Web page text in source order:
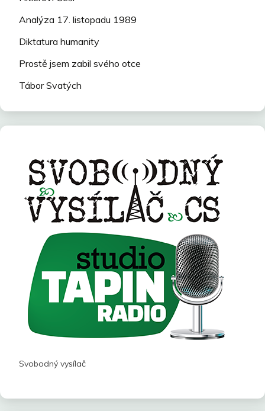
Analýza 17. listopadu 1989
Diktatura humanity
Prostě jsem zabil svého otce
Tábor Svatých
Svobodný vysílač